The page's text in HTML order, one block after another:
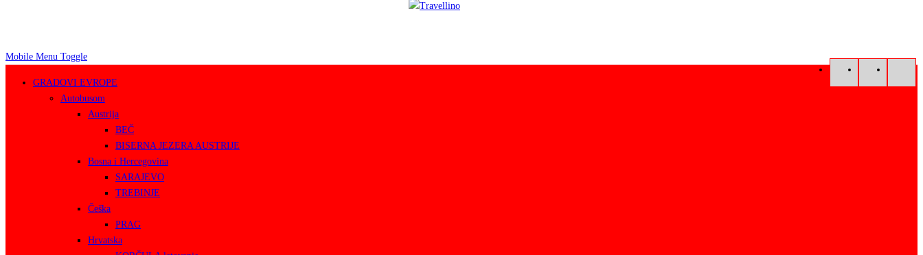
Mobile Menu Toggle
GRADOVI EVROPE
Autobusom
Austrija
BEČ
BISERNA JEZERA AUSTRIJE
Bosna i Hercegovina
SARAJEVO
TREBINJE
Češka
PRAG
Hrvatska